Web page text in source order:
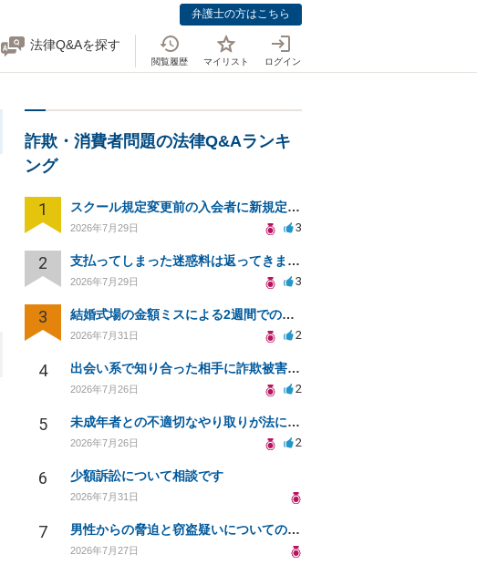
弁護士の方はこちら
法律Q&Aを探す
閲覧履歴 マイリスト ログイン
詐欺・消費者問題の法律Q&Aランキ
ング
1 スクール規定変更前の入会者に新規定は適用されるのか
2026年7月29日 3
2 支払ってしまった迷惑料は返ってきますか？
2026年7月29日 3
3 結婚式場の金額ミスによる2週間での解約。キャンセル料10万円の免除は可能か。
2026年7月31日 2
4 出会い系で知り合った相手に詐欺被害、免許証の悪用リスクと対策。
2026年7月26日 2
5 未成年者との不適切なやり取りが法に触れる可能性と対処法
2026年7月26日 2
6 少額訴訟について相談です
2026年7月31日
7 男性からの脅迫と窃盗疑いについての法的対処法
2026年7月27日